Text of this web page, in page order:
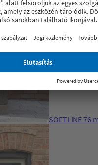
SOFTLINE 76